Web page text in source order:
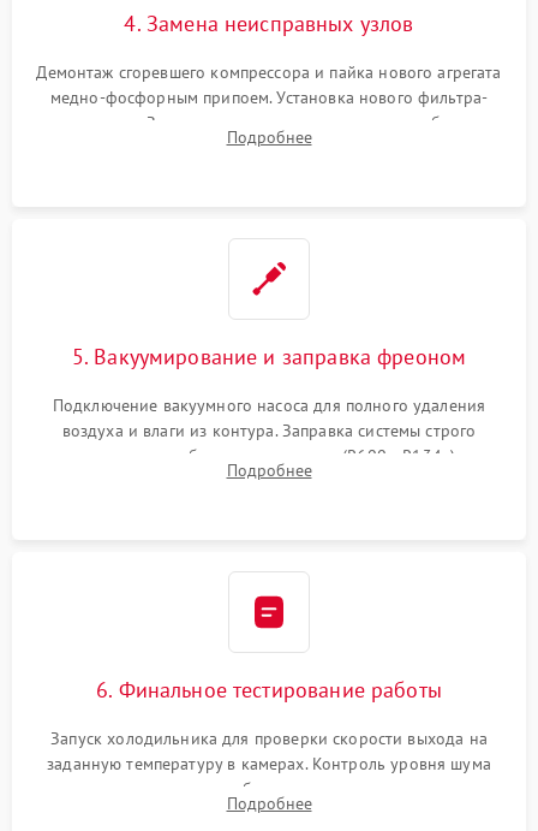
4. Замена неисправных узлов
Демонтаж сгоревшего компрессора и пайка нового агрегата
медно-фосфорным припоем. Установка нового фильтра-
осушителя. Замена изношенных вентиляторов обдува,
сломанных заслонок или поврежденных дверных петель.
Подробнее
5. Вакуумирование и заправка фреоном
Подключение вакуумного насоса для полного удаления
воздуха и влаги из контура. Заправка системы строго
дозированным объемом хладагента (R600a, R134a) по
электронным весам. Контроль рабочего давления в системе.
Подробнее
6. Финальное тестирование работы
Запуск холодильника для проверки скорости выхода на
заданную температуру в камерах. Контроль уровня шума
компрессора, отсутствия обмерзания стенок и корректного
срабатывания системы автоматической оттайки.
Подробнее